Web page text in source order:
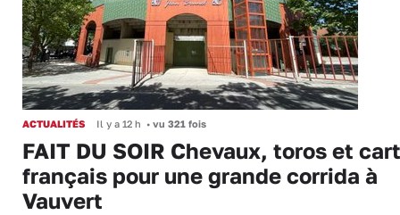
ACTUALITÉS Il y a 12 h • vu 321 fois
FAIT DU SOIR Chevaux, toros et
français pour une grande corrida à
Vauvert